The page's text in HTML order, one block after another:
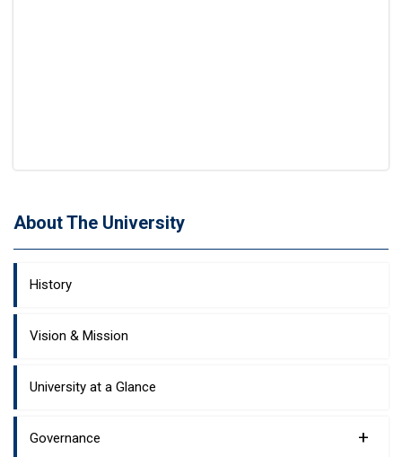
About The University
History
Vision & Mission
University at a Glance
Governance +